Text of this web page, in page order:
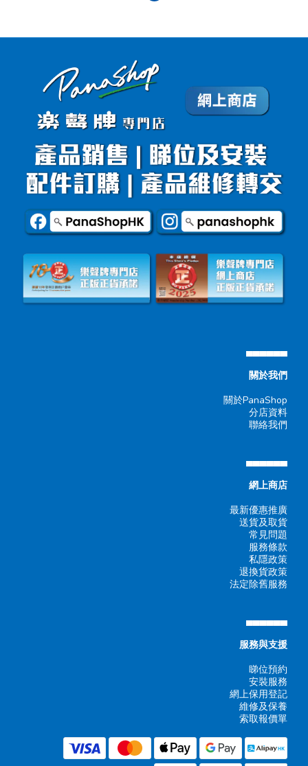
▄▄▄▄▄▄
關於我們
關於PanaShop
分店資料
聯絡我們
▄▄▄▄▄▄
網上商店
最新優惠推廣
送貨及取貨
常見問題
服務條款
私隱政策
退換貨政策
法定除舊服務
▄▄▄▄▄▄
服務與支援
睇位預約
安裝服務
網上保用登記
維修及保養
索取報價單